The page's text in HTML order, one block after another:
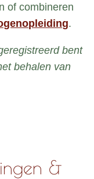
of combineren
.
bent
behalen van
&